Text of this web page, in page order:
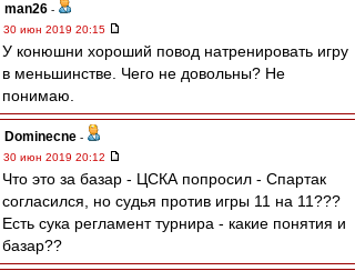
man26 -
30 июн 2019 20:15
У конюшни хороший повод натренировать игру
в меньшинстве. Чего не довольны? Не
понимаю.
Dominecne -
30 июн 2019 20:12
Что это за базар - ЦСКА попросил - Спартак
согласился, но судья против игры 11 на 11???
Есть сука регламент турнира - какие понятия и
базар??